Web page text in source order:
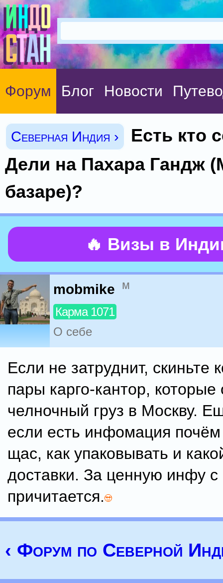
Форум Блог Новости
Северная Индия ›
Есть кто
Дели на Пахара Гандж
базаре)?
🔥 Визы в
mobmike м
Карма 1071
О себе
Если не затруднит, скиньте
пары карго-кантор, которые
челночный груз в Москву.
если есть инфомация
щас, как упаковывать и
доставки. За ценную инфу
причитается.
‹ Форум по Северной